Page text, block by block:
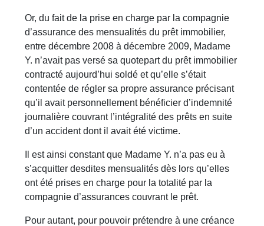
Or, du fait de la prise en charge par la compagnie
d’assurance des mensualités du prêt immobilier,
entre décembre 2008 à décembre 2009, Madame
Y. n’avait pas versé sa quotepart du prêt immobilier
contracté aujourd’hui soldé et qu’elle s’était
contentée de régler sa propre assurance précisant
qu’il avait personnellement bénéficier d’indemnité
journalière couvrant l’intégralité des prêts en suite
d’un accident dont il avait été victime.
Il est ainsi constant que Madame Y. n’a pas eu à
s’acquitter desdites mensualités dès lors qu’elles
ont été prises en charge pour la totalité par la
compagnie d’assurances couvrant le prêt.
Pour autant, pour pouvoir prétendre à une créance